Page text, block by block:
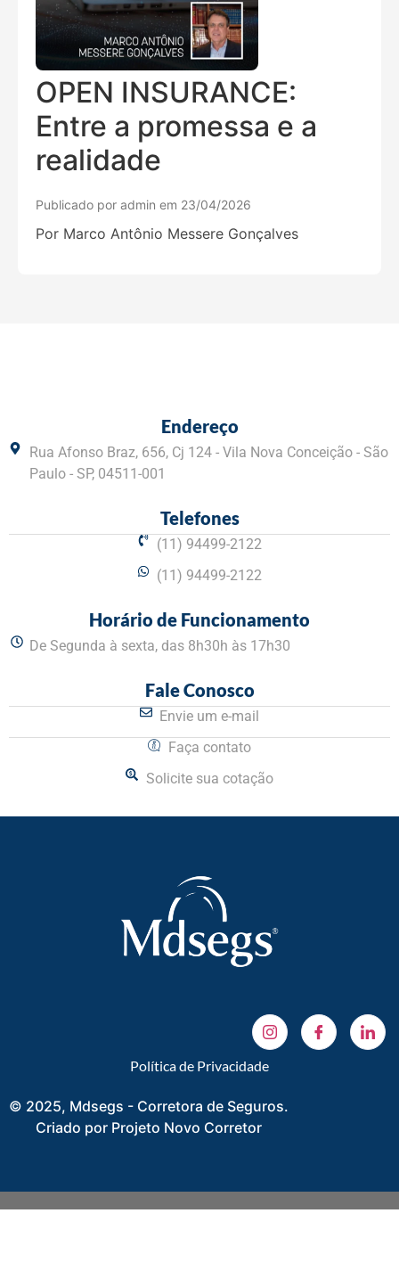
OPEN INSURANCE:
Entre a promessa e a
realidade
Publicado por admin em 23/04/2026
Por Marco Antônio Messere Gonçalves
Endereço
Rua Afonso Braz, 656, Cj 124 - Vila Nova Conceição - São
Paulo - SP, 04511-001
Telefones
(11) 94499-2122
(11) 94499-2122
Horário de Funcionamento
De Segunda à sexta, das 8h30h às 17h30
Fale Conosco
Envie um e-mail
Faça contato
Solicite sua cotação
© 2025, Mdsegs - Corretora de Seguros.
Criado por Projeto Novo Corretor
Política de Privacidade